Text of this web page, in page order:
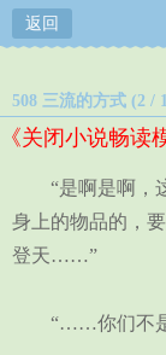
返回
508 三流的方式 (2 /
《关闭小说畅读
“是啊是啊，这
身上的物品的，
登天……”
“……你们不是